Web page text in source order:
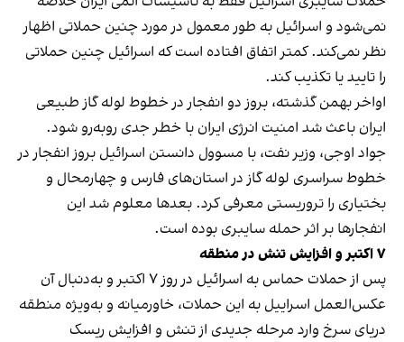
نمی‌شود و اسرائيل به طور معمول در مورد چنین حملاتی اظهار
نظر نمی‌کند. کمتر اتفاق افتاده است که اسرائیل چنین حملاتی
را تایید یا تکذیب کند.
اواخر بهمن گذشته، بروز دو انفجار در خطوط لوله گاز طبیعی
ایران باعث شد امنیت انرژی ایران با خطر جدی روبه‌رو شود.
جواد اوجی، وزیر نفت، با مسوول دانستن اسرائیل بروز انفجار در
خطوط سراسری لوله گاز در استان‌های فارس و چهارمحال و
بختیاری را تروریستی معرفی کرد. بعدها معلوم شد این
انفجار‌ها بر اثر حمله سایبری بوده است.
۷ اکتبر و افزایش تنش در منطقه
پس از حملات حماس به اسرائیل در روز ۷ اکتبر و به‌دنبال آن
عکس‌العمل اسراییل به این حملات، خاورمیانه و به‌ویژه منطقه
دریای سرخ وارد مرحله جدیدی از تنش و افزایش ریسک